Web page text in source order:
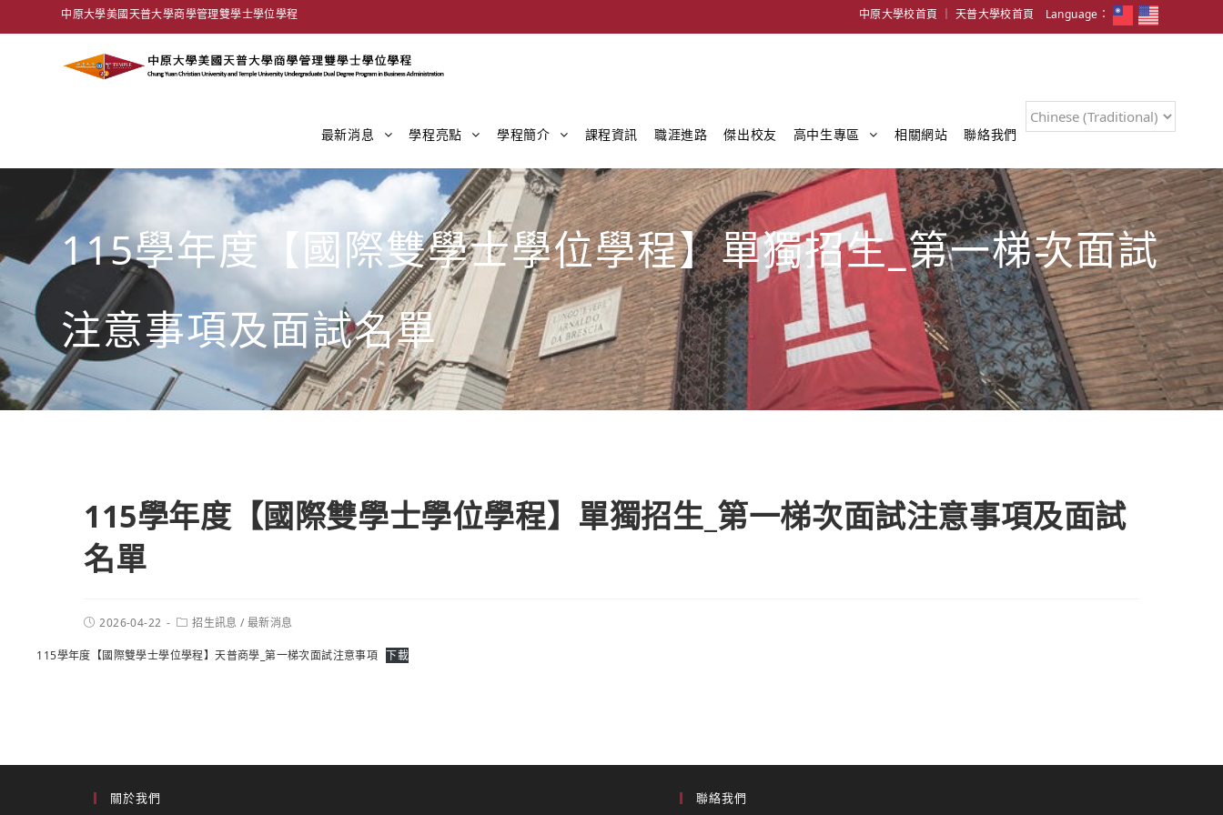
中原大學美國天普大學商學管理雙學士學位學程 Language：
中原大學校首頁 天普大學校首頁
最新消息 學程亮點 學程簡介 課程資訊 職涯進路 傑出校友 高中生專區 相關網站 聯絡我們
115學年度【國際雙學士學位學程】單獨招生_第一梯次面試
注意事項及面試名單
115學年度【國際雙學士學位學程】單獨招生_第一梯次面試注意事項及面試
名單
2026-04-22 招生訊息 / 最新消息
115學年度【國際雙學士學位學程】天普商學_第一梯次面試注意事項 下載
關於我們 聯絡我們